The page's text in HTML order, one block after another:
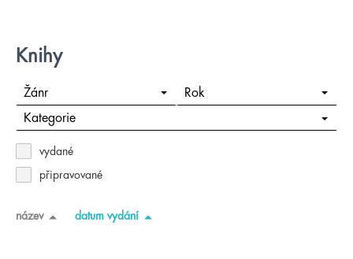
Knihy
Žánr Rok
Kategorie
vydané
připravované
název datum vydání